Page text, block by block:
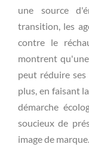
une source
transition, les
contre le
montrent
peut réduire
plus, en faisant
démarche
soucieux de
image de marque.